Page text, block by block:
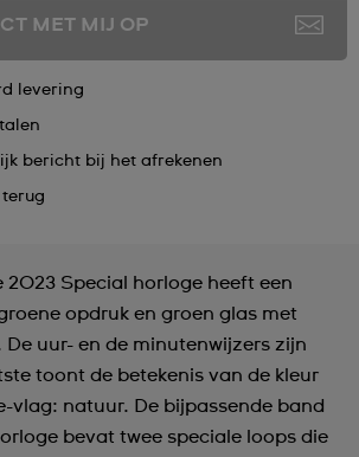
MET MIJ OP
levering
bericht bij het afrekenen
2023 Special horloge heeft een
opdruk en groen glas met
De uur- en de minutenwijzers zijn
toont de betekenis van de kleur
vlag: natuur. De bijpassende band
bevat twee speciale loops die